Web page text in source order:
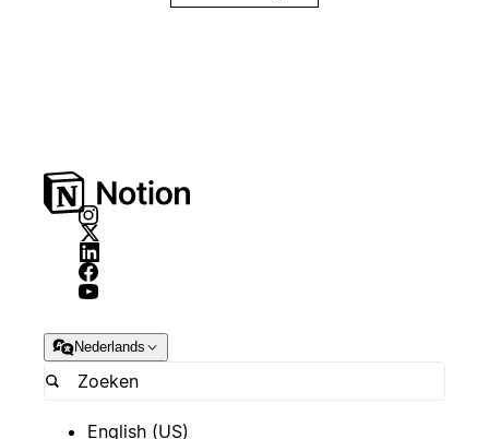
Nederlands
English (US)